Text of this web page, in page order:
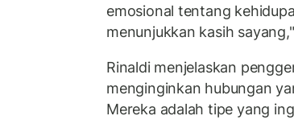
emosional tentang
menunjukkan kasih
Rinaldi menjelaskan
menginginkan hubungan
Mereka adalah tipe yang